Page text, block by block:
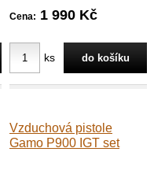
Cena: 1 990 Kč
ks
Vzduchová pistole
Gamo P900 IGT set